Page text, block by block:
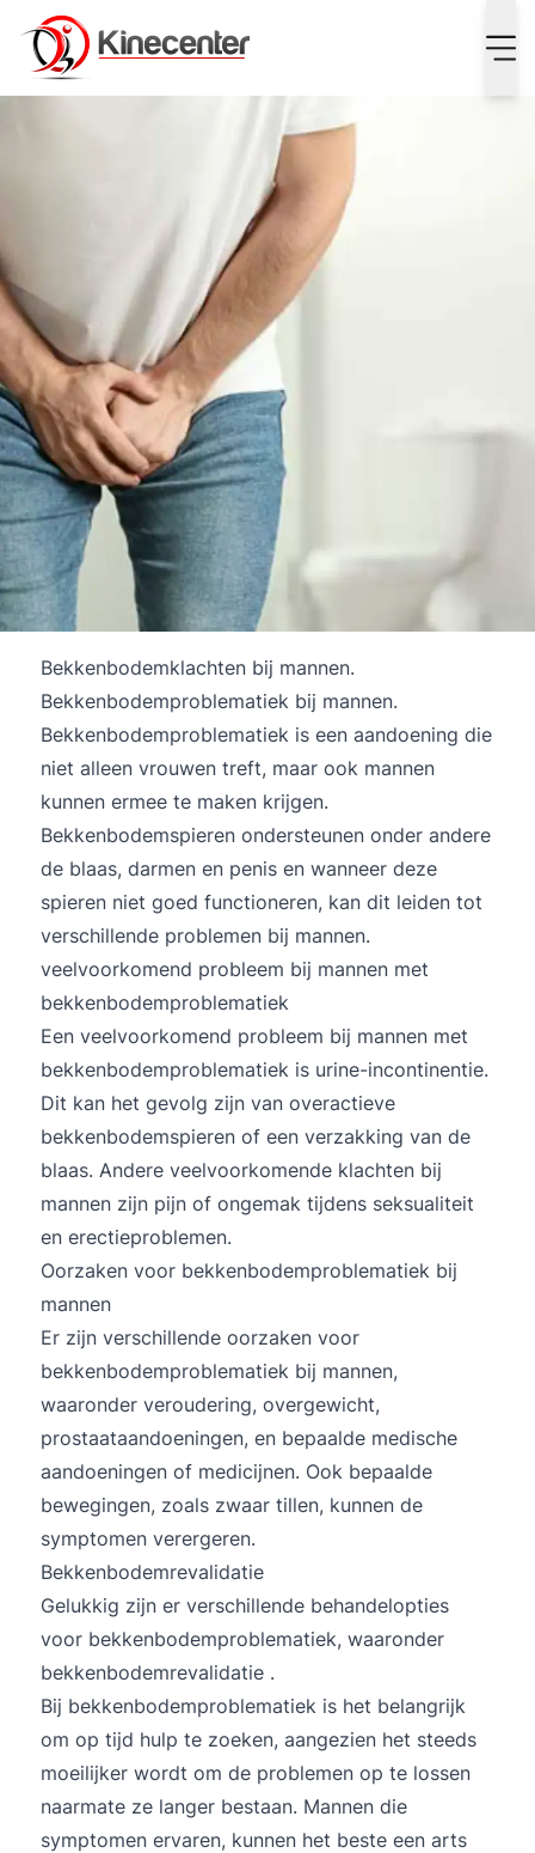
Bekkenbodemklachten bij mannen
Bekkenbodemklachten bij mannen.
Bekkenbodemproblematiek bij mannen.
Bekkenbodemproblematiek is een aandoening die
niet alleen vrouwen treft, maar ook mannen
kunnen ermee te maken krijgen.
Bekkenbodemspieren ondersteunen onder andere
de blaas, darmen en penis en wanneer deze
spieren niet goed functioneren, kan dit leiden tot
verschillende problemen bij mannen.
veelvoorkomend probleem bij mannen met
bekkenbodemproblematiek
Een veelvoorkomend probleem bij mannen met
bekkenbodemproblematiek is urine-incontinentie.
Dit kan het gevolg zijn van overactieve
bekkenbodemspieren of een verzakking van de
blaas. Andere veelvoorkomende klachten bij
mannen zijn pijn of ongemak tijdens seksualiteit
en erectieproblemen.
Oorzaken voor bekkenbodemproblematiek bij
mannen
Er zijn verschillende oorzaken voor
bekkenbodemproblematiek bij mannen,
waaronder veroudering, overgewicht,
prostaataandoeningen, en bepaalde medische
aandoeningen of medicijnen. Ook bepaalde
bewegingen, zoals zwaar tillen, kunnen de
symptomen verergeren.
Bekkenbodemrevalidatie
Gelukkig zijn er verschillende behandelopties
voor bekkenbodemproblematiek, waaronder
bekkenbodemrevalidatie .
Bij bekkenbodemproblematiek is het belangrijk
om op tijd hulp te zoeken, aangezien het steeds
moeilijker wordt om de problemen op te lossen
naarmate ze langer bestaan. Mannen die
symptomen ervaren, kunnen het beste een arts